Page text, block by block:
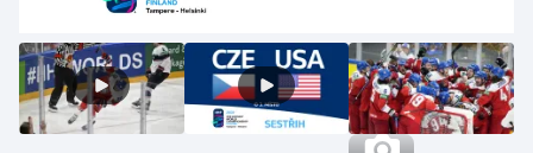
Krasobruslení
Lezení
Lyže a snowboard